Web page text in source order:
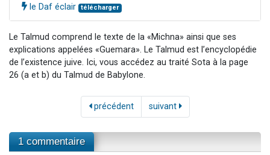
le Daf éclair télécharger
Le Talmud comprend le texte de la «Michna» ainsi que ses
explications appelées «Guemara». Le Talmud est l’encyclopédie
de l’existence juive. Ici, vous accédez au traité Sota à la page
26 (a et b) du Talmud de Babylone.
précédent suivant
1 commentaire